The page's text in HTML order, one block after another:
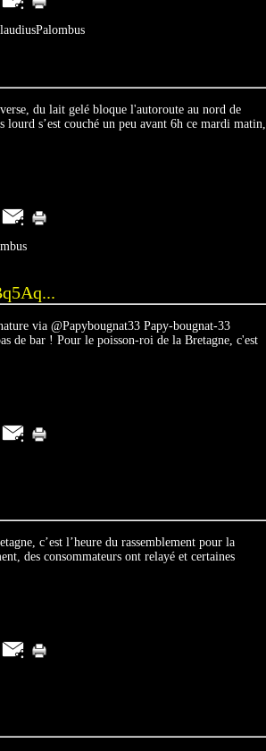
du lait gelé bloque l'autoroute au nord de
s’est couché un peu avant 6h ce mardi matin,
via @Papybougnat33 Papy-bougnat-33
de bar ! Pour le poisson-roi de la Bretagne, c'est
c’est l’heure du rassemblement pour la
des consommateurs ont relayé et certaines